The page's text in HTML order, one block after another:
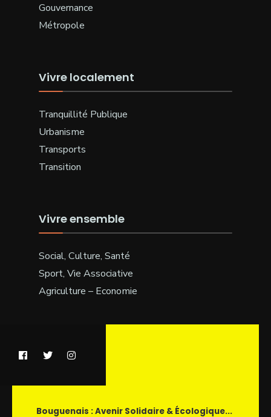
Gouvernance
Métropole
Vivre localement
Tranquillité Publique
Urbanisme
Transports
Transition
Vivre ensemble
Social, Culture, Santé
Sport, Vie Associative
Agriculture – Economie
Bouguenais : Avenir Solidaire & Écologique...